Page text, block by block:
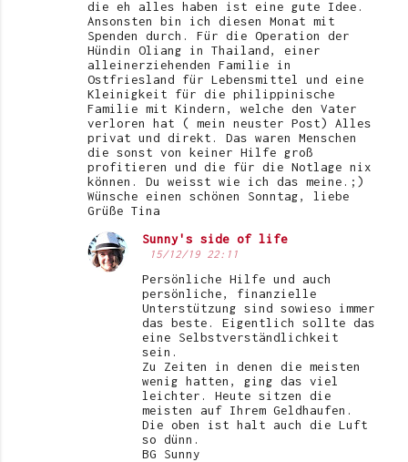
die eh alles haben ist eine gute Idee.
Ansonsten bin ich diesen Monat mit
Spenden durch. Für die Operation der
Hündin Oliang in Thailand, einer
alleinerziehenden Familie in
Ostfriesland für Lebensmittel und eine
Kleinigkeit für die philippinische
Familie mit Kindern, welche den Vater
verloren hat ( mein neuster Post) Alles
privat und direkt. Das waren Menschen
die sonst von keiner Hilfe groß
profitieren und die für die Notlage nix
können. Du weisst wie ich das meine.;)
Wünsche einen schönen Sonntag, liebe
Grüße Tina
Sunny's side of life
15/12/19 22:11
Persönliche Hilfe und auch
persönliche, finanzielle
Unterstützung sind sowieso immer
das beste. Eigentlich sollte das
eine Selbstverständlichkeit
sein.
Zu Zeiten in denen die meisten
wenig hatten, ging das viel
leichter. Heute sitzen die
meisten auf Ihrem Geldhaufen.
Die oben ist halt auch die Luft
so dünn.
BG Sunny